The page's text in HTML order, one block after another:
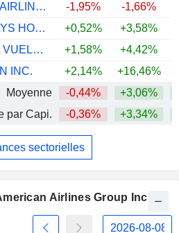
CHINA EXPRESS AIRLINES CO.,LTD
-1,95% -1,66%
REPUBLIC AIRWAYS HOLDINGS INC.
+0,52%
+3,58%
CONTROLADORA VUELA COMPAÑÍA DE AVIACIÓN, S.A.B. DE C.V.
+1,58% +4,42%
INC.
+2,14% +16,46%
Moyenne
-0,44% +3,06%
par Capi.
-0,36% +3,34%
sectorielles
Airlines Group Inc.